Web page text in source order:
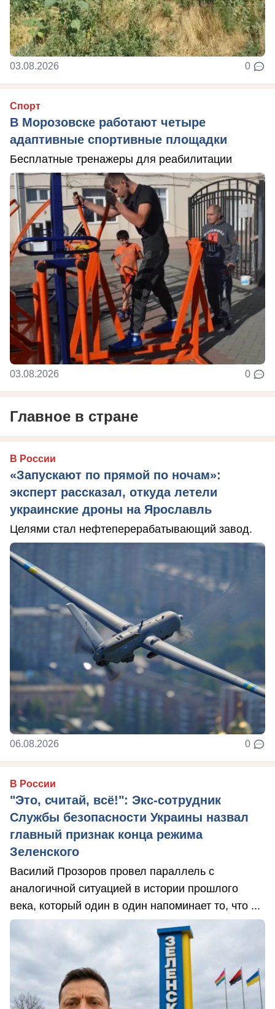
03.08.2026 0
Спорт
В Морозовске работают четыре
адаптивные спортивные площадки
Бесплатные тренажеры для реабилитации
03.08.2026 0
Главное в стране
В России
«Запускают по прямой по ночам»:
эксперт рассказал, откуда летели
украинские дроны на Ярославль
Целями стал нефтеперерабатывающий завод.
06.08.2026 0
В России
"Это, считай, всё!": Экс-сотрудник
Службы безопасности Украины назвал
главный признак конца режима
Зеленского
Василий Прозоров провел параллель с
аналогичной ситуацией в истории прошлого
века, который один в один напоминает то, что ...